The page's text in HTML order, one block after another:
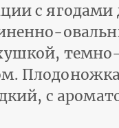
с ягодами
с